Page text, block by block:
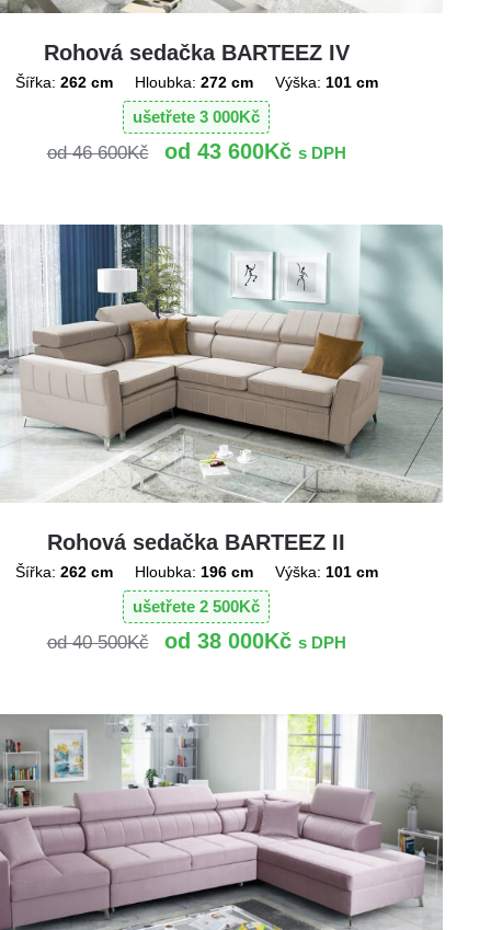
Rohová sedačka BARTEEZ IV
Šířka: 262 cm Hloubka: 272 cm Výška: 101 cm
ušetřete3 000Kč
46 600Kč 43 600Kč s DPH
Rohová sedačka BARTEEZ II
Šířka: 262 cm Hloubka: 196 cm Výška: 101 cm
ušetřete2 500Kč
40 500Kč 38 000Kč s DPH